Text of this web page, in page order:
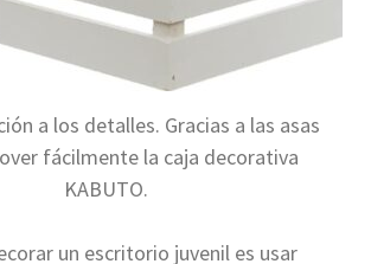
a los detalles. Gracias a las asas
fácilmente la caja decorativa
KABUTO.
un escritorio juvenil es usar